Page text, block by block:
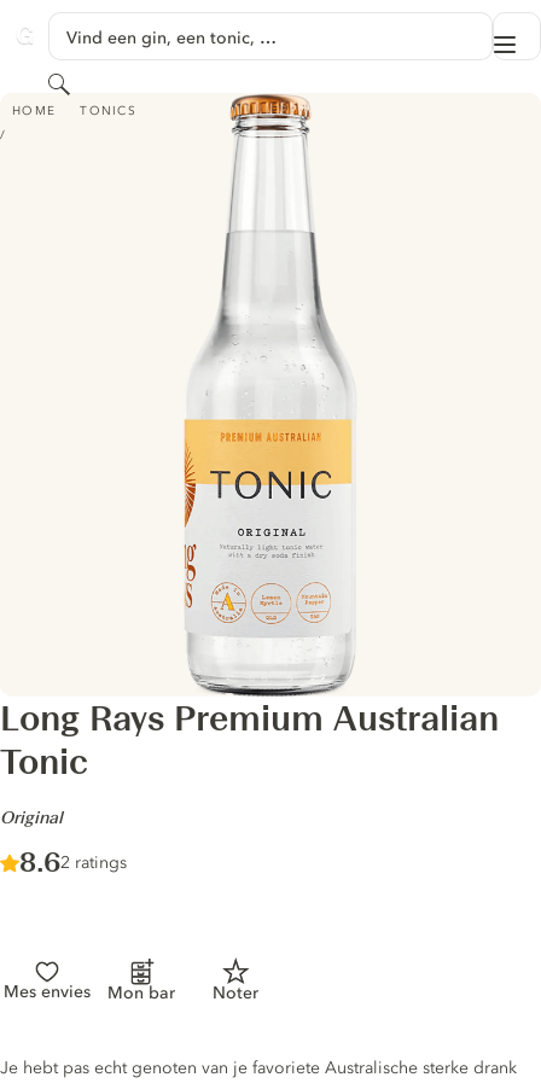
GINVENTORY
Vind een gin, een tonic, …
Zoeken
HOME TONICS
LONG RAYS PREMIUM AUSTRALIAN TONIC - ORIGINAL
Long Rays Premium Australian
Tonic
-
Original
Score :
8.6/ 10
2 ratings
Mes envies Mon bar Noter
Tonic description
Je hebt pas echt genoten van je favoriete Australische sterke drank